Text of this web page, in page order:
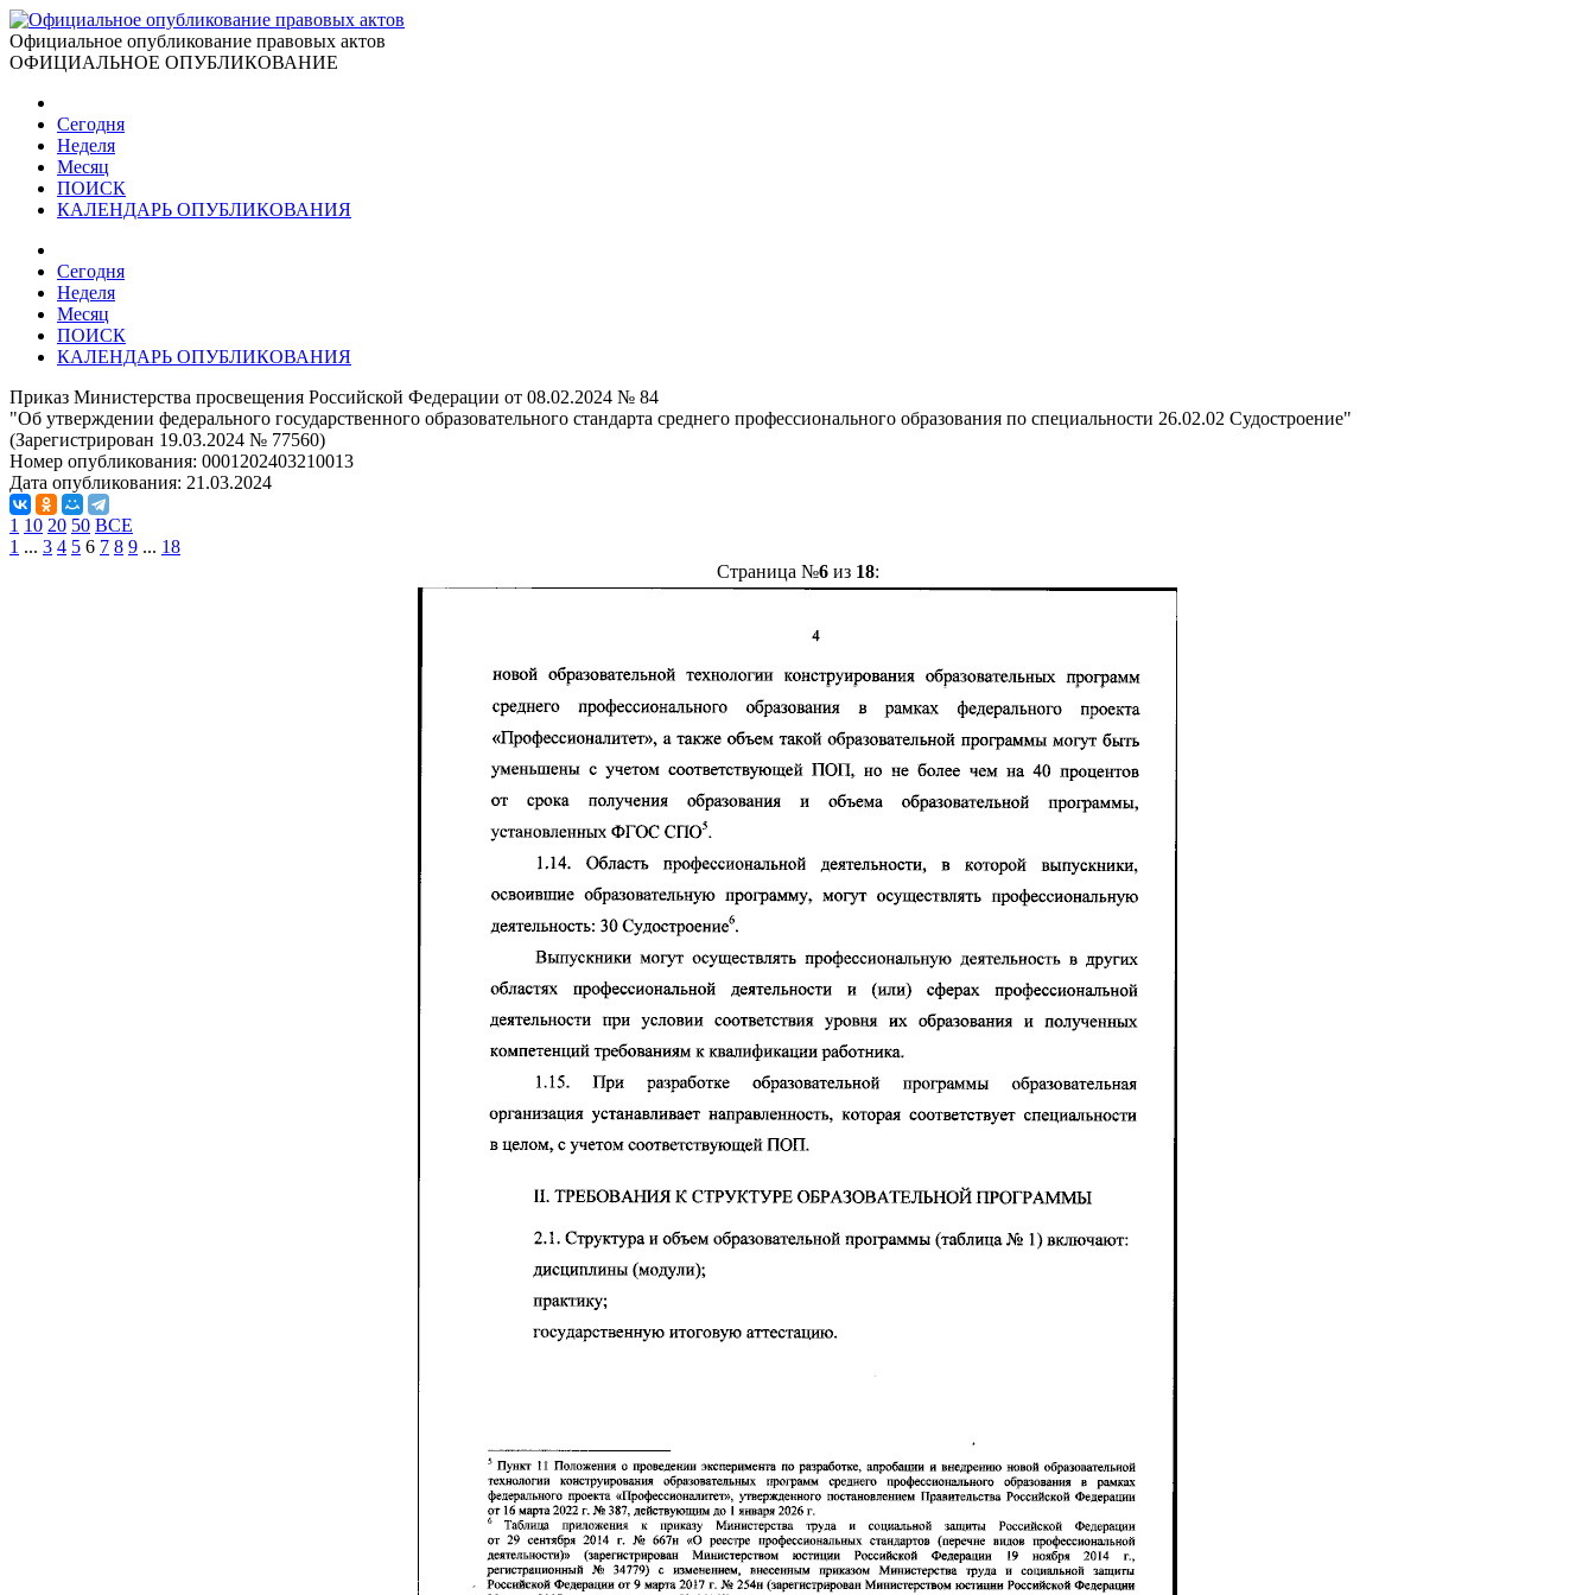
Официальное опубликование правовых актов
ОФИЦИАЛЬНОЕ ОПУБЛИКОВАНИЕ
Сегодня
Неделя
Месяц
ПОИСК
КАЛЕНДАРЬ ОПУБЛИКОВАНИЯ
Сегодня
Неделя
Месяц
ПОИСК
КАЛЕНДАРЬ ОПУБЛИКОВАНИЯ
Приказ Министерства просвещения Российской Федерации от 08.02.2024 № 84
"Об утверждении федерального государственного образовательного стандарта среднего профессионального образования по специальности 26.02.02 Судостроение"
(Зарегистрирован 19.03.2024 № 77560)
Номер опубликования: 0001202403210013
Дата опубликования: 21.03.2024
1 10 20 50 ВСЕ
1 ... 3 4 5 6 7 8 9 ... 18
Страница №6из 18: